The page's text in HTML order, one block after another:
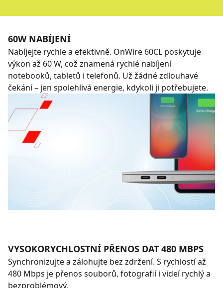
60W NABÍJENÍ
Nabíjejte rychle a efektivně. OnWire 60CL poskytuje
výkon až 60 W, což znamená rychlé nabíjení
notebooků, tabletů i telefonů. Už žádné zdlouhavé
čekání – jen spolehlivá energie, kdykoli ji potřebujete.
VYSOKORYCHLOSTNÍ PŘENOS DAT 480 MBPS
Synchronizujte a zálohujte bez zdržení. S rychlostí až
480 Mbps je přenos souborů, fotografií i videí rychlý a
bezproblémový.